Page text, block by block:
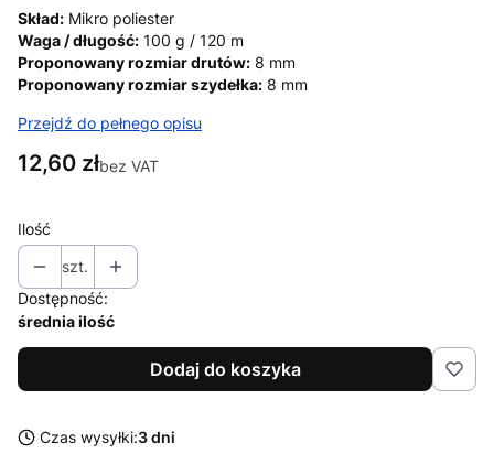
Skład: Mikro poliester
Waga / długość: 100 g / 120 m
Proponowany rozmiar drutów: 8 mm
Proponowany rozmiar szydełka: 8 mm
Przejdź do pełnego opisu
Cena
12,60 złbez VAT
Ilość
szt.
Dostępność:
średnia ilość
Dodaj do koszyka
Czas wysyłki:3 dni